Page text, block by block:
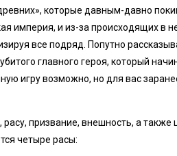
которые давным-давно
империя, и из-за происходящих в
все подряд. Попутно
главного героя, который
игру возможно, но для вас
призвание, внешность, а также
четыре расы: